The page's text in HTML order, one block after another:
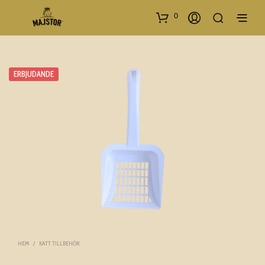
0
ERBJUDANDE
HEM / KATT TILLBEHÖR